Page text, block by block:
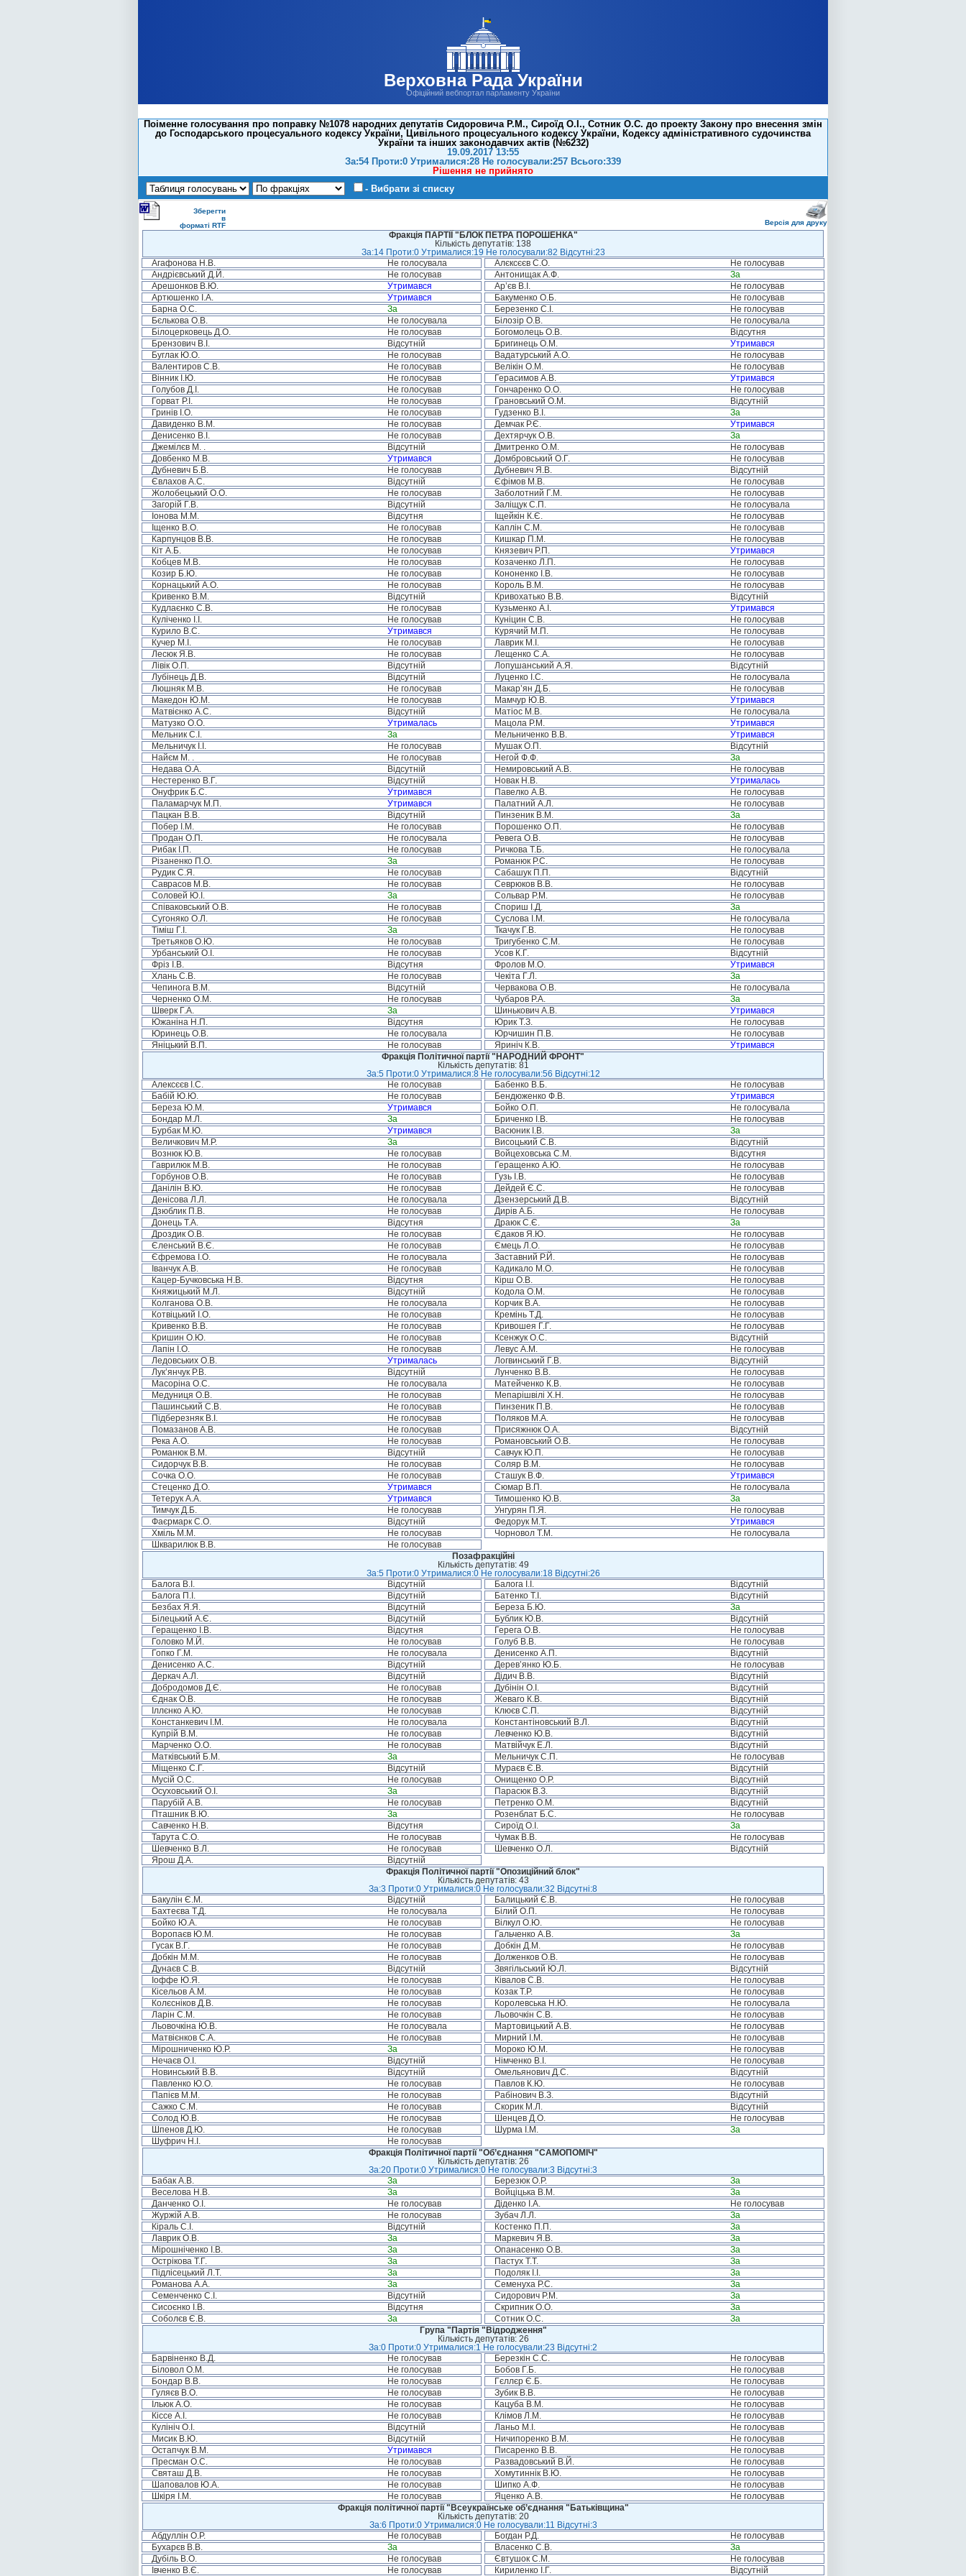
Верховна Рада України
Офіційний вебпортал парламенту України
Поіменне голосування про поправку №1078 народних депутатів Сидоровича Р.М., Сироїд О.І., Сотник О.С. до проекту Закону про внесення змін
до Господарського процесуального кодексу України, Цивільного процесуального кодексу України, Кодексу адміністративного судочинства
України та інших законодавчих актів (№6232)
19.09.2017 13:55
За:54 Проти:0 Утрималися:28 Не голосували:257 Всього:339
Рішення не прийнято
- Вибрати зі списку
Зберегти
в
форматі RTF
Версія для друку
Фракція ПАРТІЇ "БЛОК ПЕТРА ПОРОШЕНКА"
Кількість депутатів: 138
За:14 Проти:0 Утрималися:19 Не голосували:82 Відсутні:23
Агафонова Н.В.
Не голосувала Алєксєєв С.О.
Не голосував
Андрієвський Д.Й.
Не голосував Антонищак А.Ф.
За
Арешонков В.Ю.
Утримався Ар’єв В.І.
Не голосував
Артюшенко І.А.
Утримався Бакуменко О.Б.
Не голосував
Барна О.С.
За Березенко С.І.
Не голосував
Бєлькова О.В.
Не голосувала Білозір О.В.
Не голосувала
Білоцерковець Д.О.
Не голосував Богомолець О.В.
Відсутня
Брензович В.І.
Відсутній Бригинець О.М.
Утримався
Буглак Ю.О.
Не голосував Вадатурський А.О.
Не голосував
Валентиров С.В.
Не голосував Велікін О.М.
Не голосував
Вінник І.Ю.
Не голосував Герасимов А.В.
Утримався
Голубов Д.І.
Не голосував Гончаренко О.О.
Не голосував
Горват Р.І.
Не голосував Грановський О.М.
Відсутній
Гринів І.О.
Не голосував Гудзенко В.І.
За
Давиденко В.М.
Не голосував Демчак Р.Є.
Утримався
Денисенко В.І.
Не голосував Дехтярчук О.В.
За
Джемілєв М. .
Відсутній Дмитренко О.М.
Не голосував
Довбенко М.В.
Утримався Домбровський О.Г.
Не голосував
Дубневич Б.В.
Не голосував Дубневич Я.В.
Відсутній
Євлахов А.С.
Відсутній Єфімов М.В.
Не голосував
Жолобецький О.О.
Не голосував Заболотний Г.М.
Не голосував
Загорій Г.В.
Відсутній Заліщук С.П.
Не голосувала
Іонова М.М.
Відсутня Іщейкін К.Є.
Не голосував
Іщенко В.О.
Не голосував Каплін С.М.
Не голосував
Карпунцов В.В.
Не голосував Кишкар П.М.
Не голосував
Кіт А.Б.
Не голосував Князевич Р.П.
Утримався
Кобцев М.В.
Не голосував Козаченко Л.П.
Не голосував
Козир Б.Ю.
Не голосував Кононенко І.В.
Не голосував
Корнацький А.О.
Не голосував Король В.М.
Не голосував
Кривенко В.М.
Відсутній Кривохатько В.В.
Відсутній
Кудлаєнко С.В.
Не голосував Кузьменко А.І.
Утримався
Куліченко І.І.
Не голосував Куніцин С.В.
Не голосував
Курило В.С.
Утримався Курячий М.П.
Не голосував
Кучер М.І.
Не голосував Лаврик М.І.
Не голосував
Лесюк Я.В.
Не голосував Лещенко С.А.
Не голосував
Лівік О.П.
Відсутній Лопушанський А.Я.
Відсутній
Лубінець Д.В.
Відсутній Луценко І.С.
Не голосувала
Люшняк М.В.
Не голосував Макар’ян Д.Б.
Не голосував
Македон Ю.М.
Не голосував Мамчур Ю.В.
Утримався
Матвієнко А.С.
Відсутній Матіос М.В.
Не голосувала
Матузко О.О.
Утрималась Мацола Р.М.
Утримався
Мельник С.І.
За Мельниченко В.В.
Утримався
Мельничук І.І.
Не голосував Мушак О.П.
Відсутній
Найєм М. .
Не голосував Негой Ф.Ф.
За
Недава О.А.
Відсутній Немировський А.В.
Не голосував
Нестеренко В.Г.
Відсутній Новак Н.В.
Утрималась
Онуфрик Б.С.
Утримався Павелко А.В.
Не голосував
Паламарчук М.П.
Утримався Палатний А.Л.
Не голосував
Пацкан В.В.
Відсутній Пинзеник В.М.
За
Побер І.М.
Не голосував Порошенко О.П.
Не голосував
Продан О.П.
Не голосувала Ревега О.В.
Не голосував
Рибак І.П.
Не голосував Ричкова Т.Б.
Не голосувала
Різаненко П.О.
За Романюк Р.С.
Не голосував
Рудик С.Я.
Не голосував Сабашук П.П.
Відсутній
Саврасов М.В.
Не голосував Севрюков В.В.
Не голосував
Соловей Ю.І.
За Сольвар Р.М.
Не голосував
Співаковський О.В.
Не голосував Спориш І.Д.
За
Сугоняко О.Л.
Не голосував Суслова І.М.
Не голосувала
Тіміш Г.І.
За Ткачук Г.В.
Не голосував
Третьяков О.Ю.
Не голосував Тригубенко С.М.
Не голосував
Урбанський О.І.
Не голосував Усов К.Г.
Відсутній
Фріз І.В.
Відсутня Фролов М.О.
Утримався
Хлань С.В.
Не голосував Чекіта Г.Л.
За
Чепинога В.М.
Відсутній Червакова О.В.
Не голосувала
Черненко О.М.
Не голосував Чубаров Р.А.
За
Шверк Г.А.
За Шинькович А.В.
Утримався
Южаніна Н.П.
Відсутня Юрик Т.З.
Не голосував
Юринець О.В.
Не голосувала Юрчишин П.В.
Не голосував
Яніцький В.П.
Не голосував Яриніч К.В.
Утримався
Фракція Політичної партії "НАРОДНИЙ ФРОНТ"
Кількість депутатів: 81
За:5 Проти:0 Утрималися:8 Не голосували:56 Відсутні:12
Алексєєв І.С.
Не голосував Бабенко В.Б.
Не голосував
Бабій Ю.Ю.
Не голосував Бендюженко Ф.В.
Утримався
Береза Ю.М.
Утримався Бойко О.П.
Не голосувала
Бондар М.Л.
За Бриченко І.В.
Не голосував
Бурбак М.Ю.
Утримався Васюник І.В.
За
Величкович М.Р.
За Висоцький С.В.
Відсутній
Вознюк Ю.В.
Не голосував Войцеховська С.М.
Відсутня
Гаврилюк М.В.
Не голосував Геращенко А.Ю.
Не голосував
Горбунов О.В.
Не голосував Гузь І.В.
Не голосував
Данілін В.Ю.
Не голосував Дейдей Є.С.
Не голосував
Денісова Л.Л.
Не голосувала Дзензерський Д.В.
Відсутній
Дзюблик П.В.
Не голосував Дирів А.Б.
Не голосував
Донець Т.А.
Відсутня Драюк С.Є.
За
Дроздик О.В.
Не голосував Єдаков Я.Ю.
Не голосував
Єленський В.Є.
Не голосував Ємець Л.О.
Не голосував
Єфремова І.О.
Не голосувала Заставний Р.Й.
Не голосував
Іванчук А.В.
Не голосував Кадикало М.О.
Не голосував
Кацер-Бучковська Н.В.
Відсутня Кірш О.В.
Не голосував
Княжицький М.Л.
Відсутній Кодола О.М.
Не голосував
Колганова О.В.
Не голосувала Корчик В.А.
Не голосував
Котвіцький І.О.
Не голосував Кремінь Т.Д.
Не голосував
Кривенко В.В.
Не голосував Кривошея Г.Г.
Не голосував
Кришин О.Ю.
Не голосував Ксенжук О.С.
Відсутній
Лапін І.О.
Не голосував Левус А.М.
Не голосував
Ледовських О.В.
Утрималась Логвинський Г.В.
Відсутній
Лук’янчук Р.В.
Відсутній Лунченко В.В.
Не голосував
Масоріна О.С.
Не голосувала Матейченко К.В.
Не голосував
Медуниця О.В.
Не голосував Мепарішвілі Х.Н.
Не голосував
Пашинський С.В.
Не голосував Пинзеник П.В.
Не голосував
Підберезняк В.І.
Не голосував Поляков М.А.
Не голосував
Помазанов А.В.
Не голосував Присяжнюк О.А.
Відсутній
Река А.О.
Не голосував Романовський О.В.
Не голосував
Романюк В.М.
Відсутній Савчук Ю.П.
Не голосував
Сидорчук В.В.
Не голосував Соляр В.М.
Не голосував
Сочка О.О.
Не голосував Сташук В.Ф.
Утримався
Стеценко Д.О.
Утримався Сюмар В.П.
Не голосувала
Тетерук А.А.
Утримався Тимошенко Ю.В.
За
Тимчук Д.Б.
Не голосував Унгурян П.Я.
Не голосував
Фаєрмарк С.О.
Відсутній Федорук М.Т.
Утримався
Хміль М.М.
Не голосував Чорновол Т.М.
Не голосувала
Шкварилюк В.В.
Не голосував
Позафракційні
Кількість депутатів: 49
За:5 Проти:0 Утрималися:0 Не голосували:18 Відсутні:26
Балога В.І.
Відсутній Балога І.І.
Відсутній
Балога П.І.
Відсутній Батенко Т.І.
Відсутній
Безбах Я.Я.
Відсутній Береза Б.Ю.
За
Білецький А.Є.
Відсутній Бублик Ю.В.
Відсутній
Геращенко І.В.
Відсутня Герега О.В.
Не голосував
Головко М.Й.
Не голосував Голуб В.В.
Не голосував
Гопко Г.М.
Не голосувала Денисенко А.П.
Відсутній
Денисенко А.С.
Відсутній Дерев’янко Ю.Б.
Не голосував
Деркач А.Л.
Відсутній Дідич В.В.
Відсутній
Добродомов Д.Є.
Не голосував Дубінін О.І.
Відсутній
Єднак О.В.
Не голосував Жеваго К.В.
Відсутній
Іллєнко А.Ю.
Не голосував Клюєв С.П.
Відсутній
Констанкевич І.М.
Не голосувала Константіновський В.Л.
Відсутній
Купрій В.М.
Не голосував Левченко Ю.В.
Відсутній
Марченко О.О.
Не голосував Матвійчук Е.Л.
Відсутній
Матківський Б.М.
За Мельничук С.П.
Не голосував
Міщенко С.Г.
Відсутній Мураєв Є.В.
Відсутній
Мусій О.С.
Не голосував Онищенко О.Р.
Відсутній
Осуховський О.І.
За Парасюк В.З.
Відсутній
Парубій А.В.
Не голосував Петренко О.М.
Відсутній
Пташник В.Ю.
За Розенблат Б.С.
Не голосував
Савченко Н.В.
Відсутня Сироїд О.І.
За
Тарута С.О.
Не голосував Чумак В.В.
Не голосував
Шевченко В.Л.
Не голосував Шевченко О.Л.
Відсутній
Ярош Д.А.
Відсутній
Фракція Політичної партії "Опозиційний блок"
Кількість депутатів: 43
За:3 Проти:0 Утрималися:0 Не голосували:32 Відсутні:8
Бакулін Є.М.
Відсутній Балицький Є.В.
Не голосував
Бахтеєва Т.Д.
Не голосувала Білий О.П.
Не голосував
Бойко Ю.А.
Не голосував Вілкул О.Ю.
Не голосував
Воропаєв Ю.М.
Не голосував Гальченко А.В.
За
Гусак В.Г.
Не голосував Добкін Д.М.
Не голосував
Добкін М.М.
Не голосував Долженков О.В.
Не голосував
Дунаєв С.В.
Відсутній Звягільський Ю.Л.
Відсутній
Іоффе Ю.Я.
Не голосував Ківалов С.В.
Не голосував
Кісельов А.М.
Не голосував Козак Т.Р.
Не голосував
Колєсніков Д.В.
Не голосував Королевська Н.Ю.
Не голосувала
Ларін С.М.
Не голосував Льовочкін С.В.
Не голосував
Льовочкіна Ю.В.
Не голосувала Мартовицький А.В.
Не голосував
Матвієнков С.А.
Не голосував Мирний І.М.
Не голосував
Мірошниченко Ю.Р.
За Мороко Ю.М.
Не голосував
Нечаєв О.І.
Відсутній Німченко В.І.
Не голосував
Новинський В.В.
Відсутній Омельянович Д.С.
Відсутній
Павленко Ю.О.
Не голосував Павлов К.Ю.
Не голосував
Папієв М.М.
Не голосував Рабінович В.З.
Відсутній
Сажко С.М.
Не голосував Скорик М.Л.
Відсутній
Солод Ю.В.
Не голосував Шенцев Д.О.
Не голосував
Шпенов Д.Ю.
Не голосував Шурма І.М.
За
Шуфрич Н.І.
Не голосував
Фракція Політичної партії "Об’єднання "САМОПОМІЧ"
Кількість депутатів: 26
За:20 Проти:0 Утрималися:0 Не голосували:3 Відсутні:3
Бабак А.В.
За Березюк О.Р.
За
Веселова Н.В.
За Войціцька В.М.
За
Данченко О.І.
Не голосував Діденко І.А.
Не голосував
Журжій А.В.
Не голосував Зубач Л.Л.
За
Кіраль С.І.
Відсутній Костенко П.П.
За
Лаврик О.В.
За Маркевич Я.В.
За
Мірошніченко І.В.
За Опанасенко О.В.
За
Острікова Т.Г.
За Пастух Т.Т.
За
Підлісецький Л.Т.
За Подоляк І.І.
За
Романова А.А.
За Семенуха Р.С.
За
Семенченко С.І.
Відсутній Сидорович Р.М.
За
Сисоєнко І.В.
Відсутня Скрипник О.О.
За
Соболєв Є.В.
За Сотник О.С.
За
Група "Партія "Відродження"
Кількість депутатів: 26
За:0 Проти:0 Утрималися:1 Не голосували:23 Відсутні:2
Барвіненко В.Д.
Не голосував Березкін С.С.
Не голосував
Біловол О.М.
Не голосував Бобов Г.Б.
Не голосував
Бондар В.В.
Не голосував Гєллєр Є.Б.
Не голосував
Гуляєв В.О.
Не голосував Зубик В.В.
Не голосував
Ільюк А.О.
Не голосував Кацуба В.М.
Не голосував
Кіссе А.І.
Не голосував Клімов Л.М.
Не голосував
Кулініч О.І.
Відсутній Ланьо М.І.
Не голосував
Мисик В.Ю.
Відсутній Ничипоренко В.М.
Не голосував
Остапчук В.М.
Утримався Писаренко В.В.
Не голосував
Пресман О.С.
Не голосував Развадовський В.Й.
Не голосував
Святаш Д.В.
Не голосував Хомутиннік В.Ю.
Не голосував
Шаповалов Ю.А.
Не голосував Шипко А.Ф.
Не голосував
Шкіря І.М.
Не голосував Яценко А.В.
Не голосував
Фракція політичної партії "Всеукраїнське об’єднання "Батьківщина"
Кількість депутатів: 20
За:6 Проти:0 Утрималися:0 Не голосували:11 Відсутні:3
Абдуллін О.Р.
Не голосував Богдан Р.Д.
Не голосував
Бухарєв В.В.
За Власенко С.В.
За
Дубіль В.О.
Не голосував Євтушок С.М.
Не голосував
Івченко В.Є.
Не голосував Кириленко І.Г. Відсутній